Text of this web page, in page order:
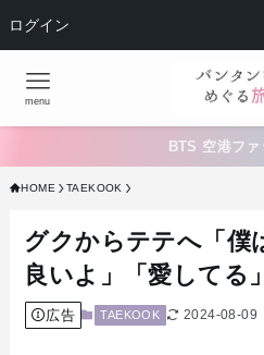
ログイン
menu
BTS 空港ファ
HOME TAEKOOK
グクからテテへ「僕
良いよ」「愛してる」
広告 TAEKOOK 2024-08-09